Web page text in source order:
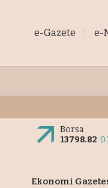
e-Gazete e-
Borsa
13798.82
Ekonomi